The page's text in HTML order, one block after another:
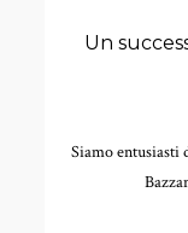
Siamo entusiasti